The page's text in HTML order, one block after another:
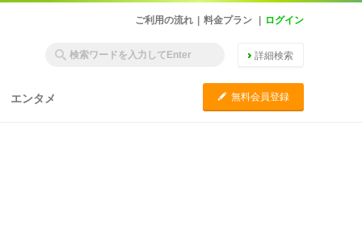
ご利用の流れ 料金プラン ログイン
詳細検索
エンタメ C 無料会員登録